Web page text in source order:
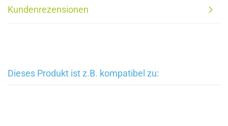
Kundenrezensionen
Dieses Produkt ist z.B. kompatibel zu: